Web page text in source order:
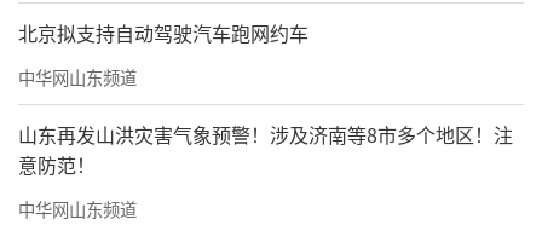
北京拟支持自动驾驶汽车跑网约车
中华网山东频道
山东再发山洪灾害气象预警！涉及济南等8市多个地区！注
意防范！
中华网山东频道